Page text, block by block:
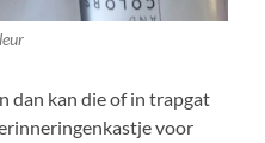
dan kan die of in trapgat
voor